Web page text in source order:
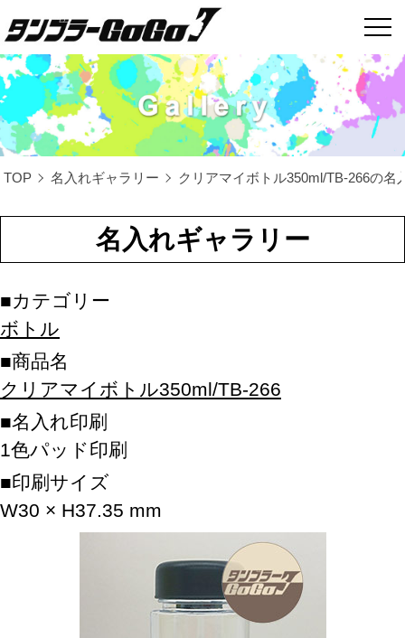
TOP 名入れギャラリー クリアマイボトル350ml/TB-266の名
名入れギャラリー
カテゴリー
ボトル
商品名
クリアマイボトル350ml/TB-266
名入れ印刷
1色パッド印刷
印刷サイズ
W30 × H37.35 mm